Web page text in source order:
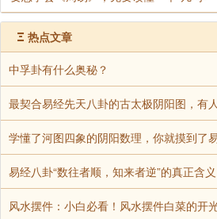
Ξ 热点文章
中孚卦有什么奥秘？
最契合易经先天八卦的古太极阴阳图，有
学懂了河图四象的阴阳数理，你就摸到了
易经八卦“数往者顺，知来者逆”的真正含义
风水摆件：小白必看！风水摆件白菜的开